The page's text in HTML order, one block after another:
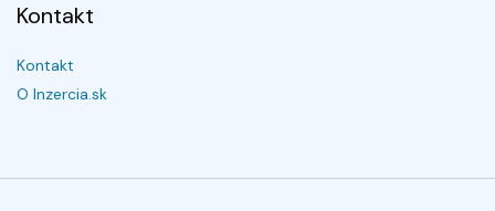
Kontakt
Kontakt
O Inzercia.sk